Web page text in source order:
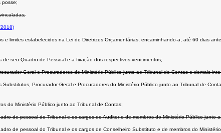
posse;
limites estabelecidos na Lei de Diretrizes Orçamentárias, encaminhando-a, até 60 dias
seu Quadro de Pessoal e a fixação dos respectivos vencimentos;
Geral e Procuradores do Ministério Público junto ao Tribunal de Contas e demais
Procurador-Geral e Procuradores do Ministério Público junto ao Tribunal de
do Ministério Público junto ao Tribunal de Contas;
de pessoal do Tribunal e os cargos de Auditor e de membros do Ministério Público junto
de pessoal do Tribunal e os cargos de Conselheiro Substituto e de membros do